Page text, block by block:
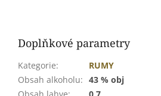
Doplňkové parametry
Kategorie:
RUMY
Obsah alkoholu: 43 % obj